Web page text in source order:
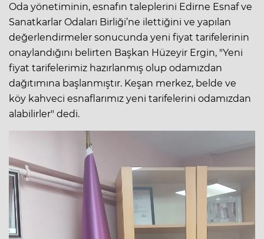
Oda yönetiminin, esnafın taleplerini Edirne Esnaf ve
Sanatkarlar Odaları Birliği’ne ilettiğini ve yapılan
değerlendirmeler sonucunda yeni fiyat tarifelerinin
onaylandığını belirten Başkan Hüzeyir Ergin, "Yeni
fiyat tarifelerimiz hazırlanmış olup odamızdan
dağıtımına başlanmıştır. Keşan merkez, belde ve
köy kahveci esnaflarımız yeni tarifelerini odamızdan
alabilirler" dedi.